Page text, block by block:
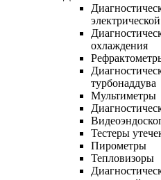
охлаждения
турбонаддува
Мультиметры
Тестеры
Пирометры
Тепловизоры